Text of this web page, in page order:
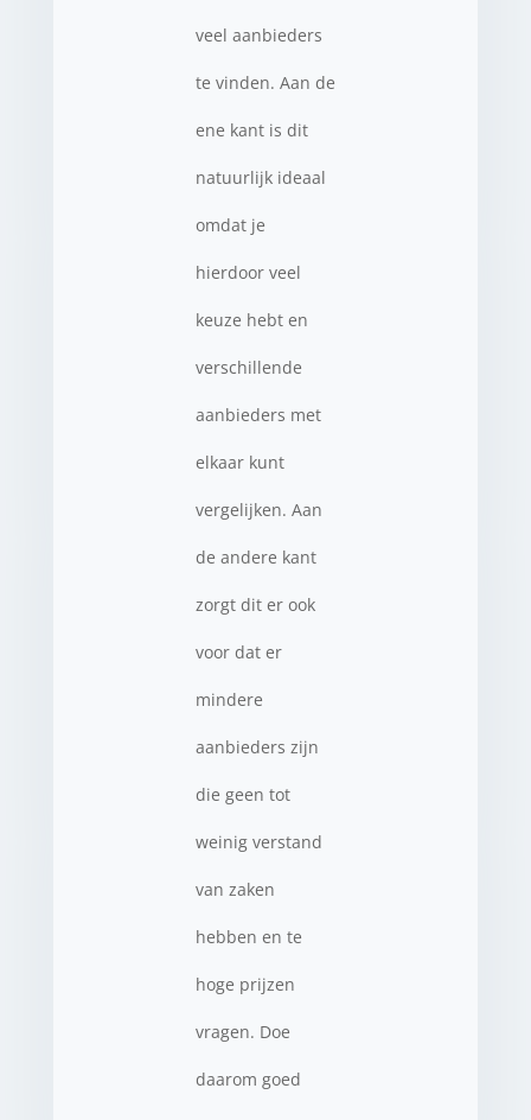
veel aanbieders
te vinden. Aan de
ene kant is dit
natuurlijk ideaal
omdat je
hierdoor veel
keuze hebt en
verschillende
aanbieders met
elkaar kunt
vergelijken. Aan
de andere kant
zorgt dit er ook
voor dat er
mindere
aanbieders zijn
die geen tot
weinig verstand
van zaken
hebben en te
hoge prijzen
vragen. Doe
daarom goed